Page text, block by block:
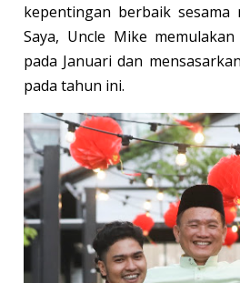
kepentingan berbaik sesama
Saya, Uncle Mike
pada Januari dan
pada tahun ini.